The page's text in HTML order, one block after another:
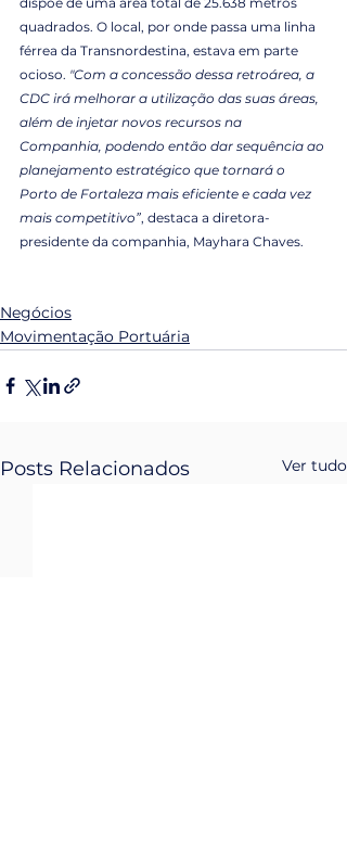
quadrados. O local, por onde passa uma linha
férrea da Transnordestina, estava em parte
ocioso. "Com a concessão dessa retroárea, a
CDC irá melhorar a utilização das suas áreas,
além de injetar novos recursos na
Companhia, podendo então dar sequência ao
planejamento estratégico que tornará o
Porto de Fortaleza mais eficiente e cada vez
mais competitivo”, destaca a diretora-
presidente da companhia, Mayhara Chaves.
Negócios
Movimentação Portuária
Posts Relacionados Ver tudo